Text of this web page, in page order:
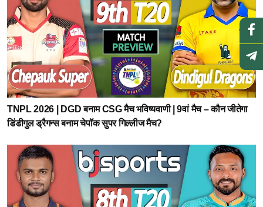
TNPL 2026 | DGD बनाम CSG मैच भविष्यवाणी | 9वां मैच – कौन जीतेगा
डिंडीगुल ड्रैगन्स बनाम चेपॉक सुपर गिल्लीज मैच?